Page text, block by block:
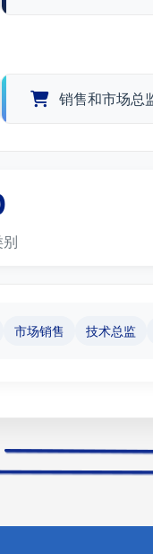
销售和市场总
市场销售 技术总监